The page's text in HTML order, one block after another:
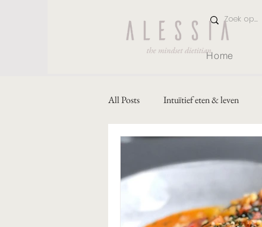
Home
All Posts Intuïtief eten & leven